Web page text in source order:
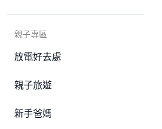
親子專區
放電好去處
親子旅遊
新手爸媽